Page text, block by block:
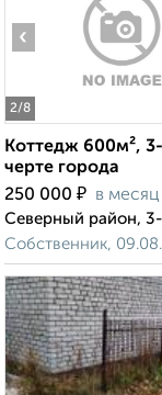
2/8
‹
Коттедж 600м²,
черте города
250 000 ₽ в месяц
Северный район, 3-
Собственник,